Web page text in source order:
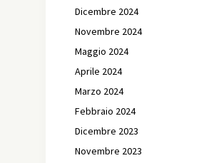
Dicembre 2024
Novembre 2024
Maggio 2024
Aprile 2024
Marzo 2024
Febbraio 2024
Dicembre 2023
Novembre 2023